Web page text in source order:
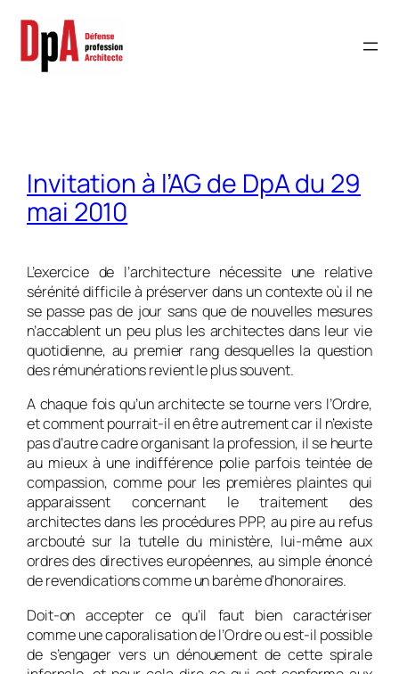
contenu
Invitation à l’AG de DpA du 29
mai 2010
L’exercice de l’architecture nécessite une relative
sérénité difficile à préserver dans un contexte où il ne
se passe pas de jour sans que de nouvelles mesures
n’accablent un peu plus les architectes dans leur vie
quotidienne, au premier rang desquelles la question
des rémunérations revient le plus souvent.
A chaque fois qu’un architecte se tourne vers l’Ordre,
et comment pourrait-il en être autrement car il n’existe
pas d’autre cadre organisant la profession, il se heurte
au mieux à une indifférence polie parfois teintée de
compassion, comme pour les premières plaintes qui
apparaissent concernant le traitement des
architectes dans les procédures PPP, au pire au refus
arcbouté sur la tutelle du ministère, lui-même aux
ordres des directives européennes, au simple énoncé
de revendications comme un barème d’honoraires.
Doit-on accepter ce qu’il faut bien caractériser
comme une caporalisation de l’Ordre ou est-il possible
de s’engager vers un dénouement de cette spirale